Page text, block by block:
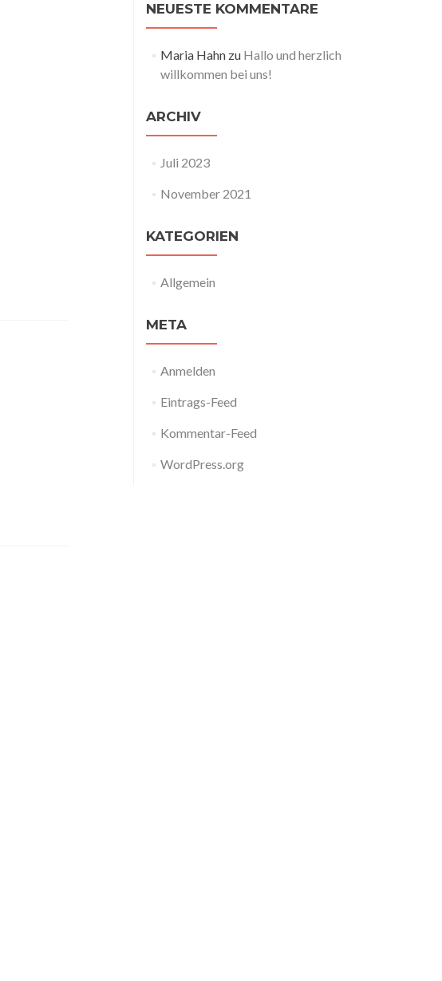
NEUESTE KOMMENTARE
Maria Hahnzu Hallo und herzlich
willkommen bei uns!
ARCHIV
Juli 2023
November 2021
KATEGORIEN
Allgemein
META
Anmelden
Eintrags-Feed
Kommentar-Feed
WordPress.org